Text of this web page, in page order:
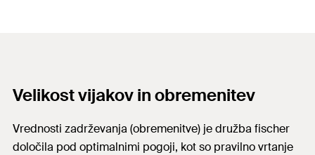
Velikost vijakov in obremenitev
Vrednosti zadrževanja (obremenitve) je družba fischer
določila pod optimalnimi pogoji, kot so pravilno vrtanje